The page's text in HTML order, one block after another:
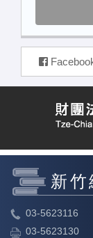
新竹
03-5623116
03-5623130